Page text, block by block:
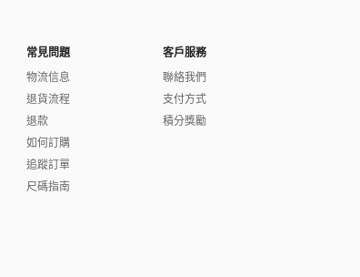
常見問題
物流信息
退貨流程
退款
如何訂購
追蹤訂單
尺碼指南
客戶服務
聯絡我們
支付方式
積分獎勵